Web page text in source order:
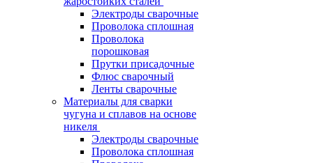
Электроды сварочные
Проволока сплошная
Проволока
порошковая
Прутки присадочные
Флюс сварочный
Ленты сварочные
Материалы для сварки
чугуна и сплавов на основе
никеля
Электроды сварочные
Проволока сплошная